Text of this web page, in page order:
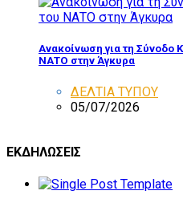
Ανακοίνωση για τη Σύνοδο
ΝΑΤΟ στην Άγκυρα
ΔΕΛΤΙΑ ΤΥΠΟΥ
05/07/2026
ΕΚΔΗΛΩΣΕΙΣ